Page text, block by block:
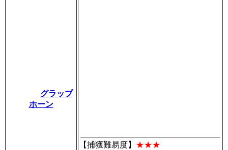
グラップ
ホーン
【捕獲難易度】 ★★★